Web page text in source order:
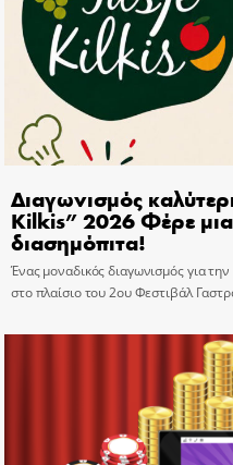
Διαγωνισμός
Kilkis” 2026 Φέρε μια
διασημόπιτα!
Ένας μοναδικός διαγωνισμός για
στο πλαίσιο του 2ου Φεστιβάλ